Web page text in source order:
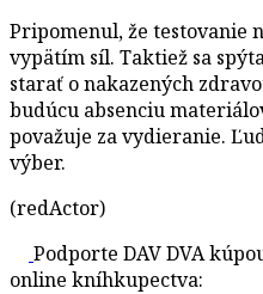
Pripomenul, že testovanie
vypätím síl. Taktiež sa
starať o nakazených
budúcu absenciu
považuje za vydieranie.
výber.
(redActor)
Podporte DAV DVA
online kníhkupectva: